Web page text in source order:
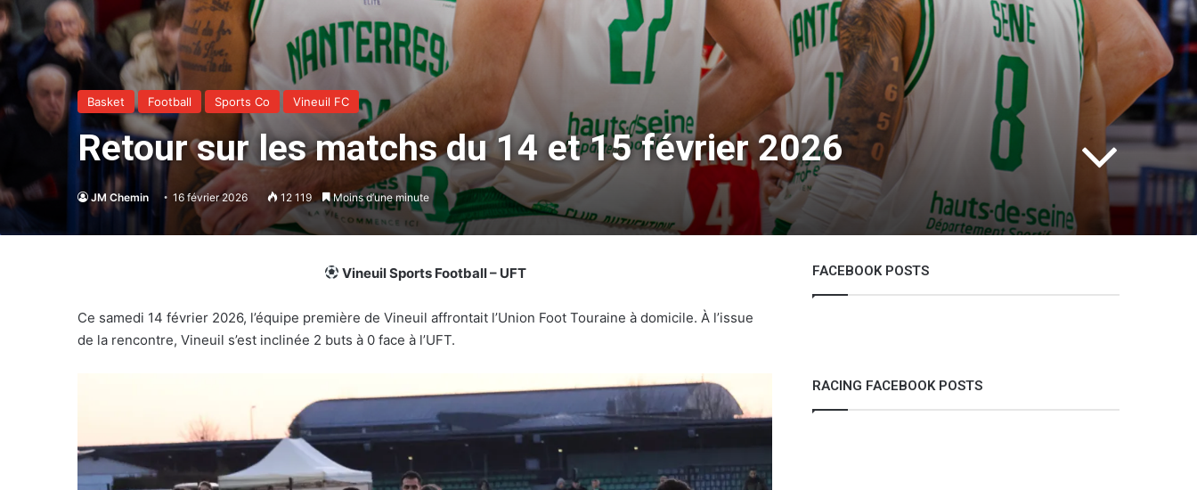
Basket Football Sports Co Vineuil FC
Retour sur les matchs du 14 et 15 février 2026
JM Chemin 16 février 2026 12 119 Moins d’une minute
Vineuil Sports Football – UFT
Ce samedi 14 février 2026, l’équipe première de Vineuil affrontait l’Union Foot Touraine à domicile. À l’issue
de la rencontre, Vineuil s’est inclinée 2 buts à 0 face à l’UFT.
FACEBOOK POSTS
RACING FACEBOOK POSTS